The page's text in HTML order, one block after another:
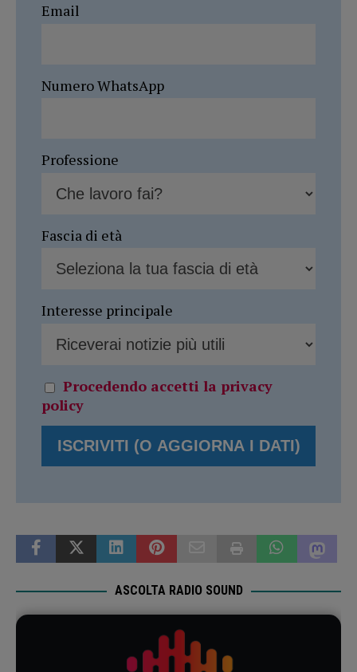
Email
Numero WhatsApp
Professione
Fascia di età
Interesse principale
Procedendo accetti la privacy
policy
ASCOLTA RADIO SOUND